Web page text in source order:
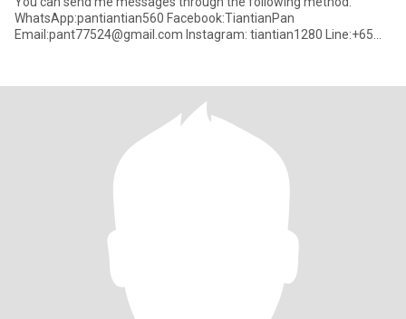
WhatsApp:pantiantian560 Facebook:TiantianPan
Email:pant77524@gmail.com Instagram: tiantian1280 Line:+65